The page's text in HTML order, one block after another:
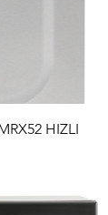
HIZLI